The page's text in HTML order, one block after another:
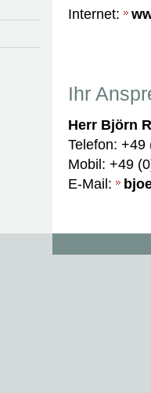
Internet:
Ihr
Herr Björn
Telefon: +49
Mobil: +49
E-Mail: